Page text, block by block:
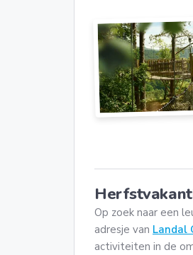
Op zoek naar een
adresje van Landal
activiteiten in de